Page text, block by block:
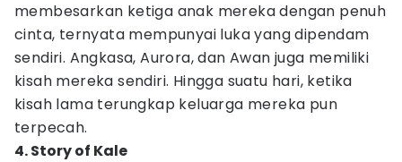
membesarkan ketiga anak mereka dengan penuh
cinta, ternyata mempunyai luka yang dipendam
sendiri. Angkasa, Aurora, dan Awan juga memiliki
kisah mereka sendiri. Hingga suatu hari, ketika
kisah lama terungkap keluarga mereka pun
terpecah.
4. Story of Kale